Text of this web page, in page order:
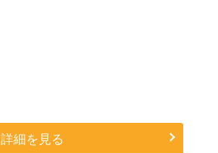
詳細を見る